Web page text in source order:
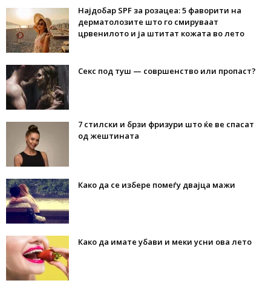
Најдобар SPF за розацеа: 5 фаворити на
дерматолозите што го смируваат
црвенилото и ја штитат кожата во лето
Секс под туш — совршенство или пропаст?
7 стилски и брзи фризури што ќе ве спасат
од жештината
Како да се избере помеѓу двајца мажи
Како да имате убави и меки усни ова лето